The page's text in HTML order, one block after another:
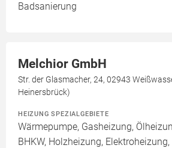
Badsanierung
Melchior GmbH
Str. der Glasmacher, 24, 02943
Heinersbrück)
HEIZUNG SPEZIALGEBIETE
Wärmepumpe, Gasheizung,
BHKW, Holzheizung, Elektroheizung,